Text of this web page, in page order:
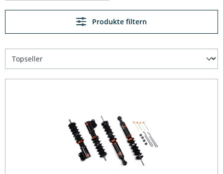
Produkte filtern